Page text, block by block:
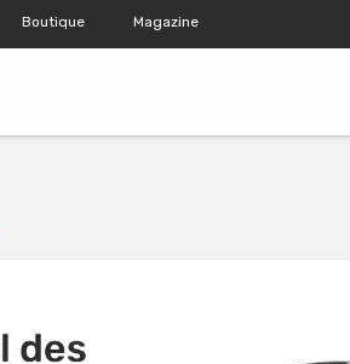
Boutique Magazine